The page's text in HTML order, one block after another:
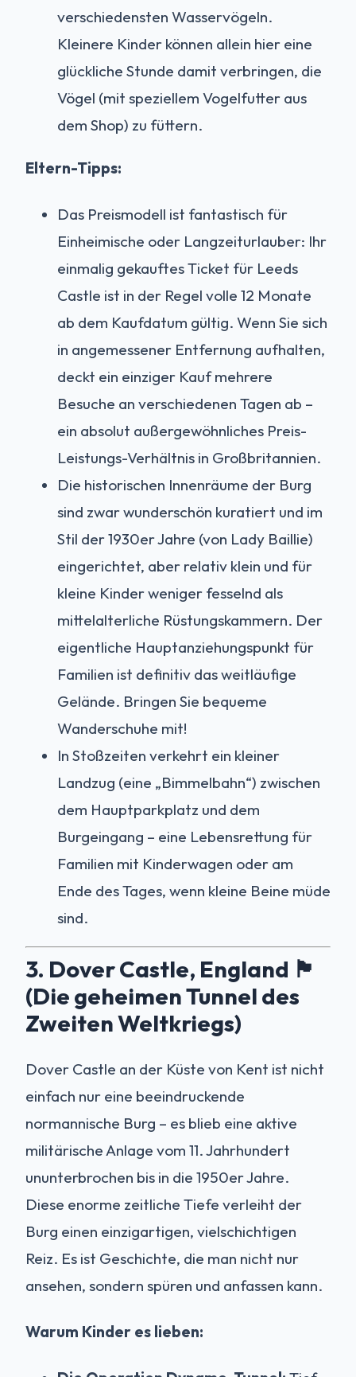
verschiedensten Wasservögeln.
Kleinere Kinder können allein hier eine
glückliche Stunde damit verbringen, die
Vögel (mit speziellem Vogelfutter aus
dem Shop) zu füttern.
Eltern-Tipps:
Das Preismodell ist fantastisch für
Einheimische oder Langzeiturlauber: Ihr
einmalig gekauftes Ticket für Leeds
Castle ist in der Regel volle 12 Monate
ab dem Kaufdatum gültig. Wenn Sie sich
in angemessener Entfernung aufhalten,
deckt ein einziger Kauf mehrere
Besuche an verschiedenen Tagen ab –
ein absolut außergewöhnliches Preis-
Leistungs-Verhältnis in Großbritannien.
Die historischen Innenräume der Burg
sind zwar wunderschön kuratiert und im
Stil der 1930er Jahre (von Lady Baillie)
eingerichtet, aber relativ klein und für
kleine Kinder weniger fesselnd als
mittelalterliche Rüstungskammern. Der
eigentliche Hauptanziehungspunkt für
Familien ist definitiv das weitläufige
Gelände. Bringen Sie bequeme
Wanderschuhe mit!
In Stoßzeiten verkehrt ein kleiner
Landzug (eine „Bimmelbahn“) zwischen
dem Hauptparkplatz und dem
Burgeingang – eine Lebensrettung für
Familien mit Kinderwagen oder am
Ende des Tages, wenn kleine Beine müde
sind.
3. Dover Castle, England 🏴󠁧󠁢󠁥󠁮󠁧󠁿
(Die geheimen Tunnel des
Zweiten Weltkriegs)
Dover Castle an der Küste von Kent ist nicht
einfach nur eine beeindruckende
normannische Burg – es blieb eine aktive
militärische Anlage vom 11. Jahrhundert
ununterbrochen bis in die 1950er Jahre.
Diese enorme zeitliche Tiefe verleiht der
Burg einen einzigartigen, vielschichtigen
Reiz. Es ist Geschichte, die man nicht nur
ansehen, sondern spüren und anfassen kann.
Warum Kinder es lieben: